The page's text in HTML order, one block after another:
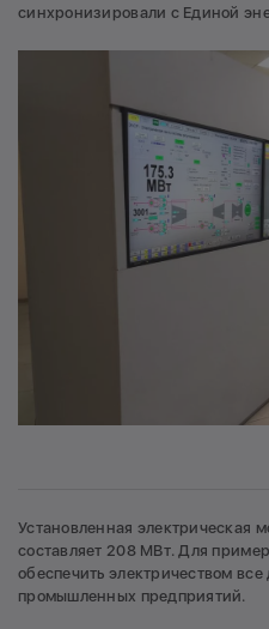
синхронизировали с Единой
Установленная электрическая
составляет 208 МВт. Для
обеспечить электричеством
промышленных предприятий.